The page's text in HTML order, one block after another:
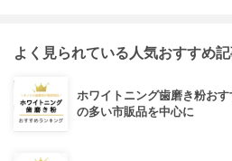
よく見られている人気おすすめ
ホワイトニング歯磨き粉お
の多い市販品を中心に